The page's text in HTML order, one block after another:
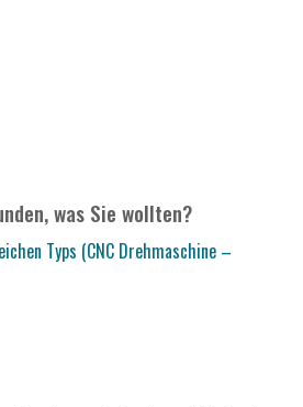
was Sie wollten?
Typs (CNC Drehmaschine –